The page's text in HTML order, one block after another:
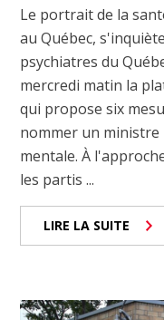
Le portrait de la
au Québec,
psychiatres du
mercredi matin la
qui propose six
nommer un ministre
mentale. À
les partis ...
LIRE LA SUITE